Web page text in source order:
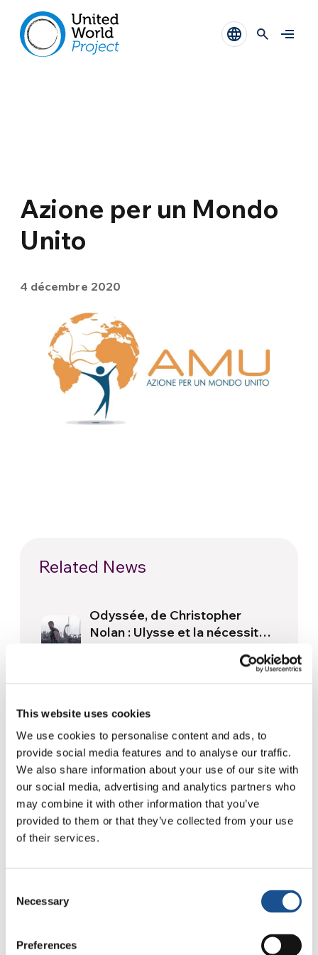
This website uses cookies
We use cookies to personalise content and ads, to
provide social media features and to analyse our traffic.
We also share information about your use of our site with
our social media, advertising and analytics partners who
may combine it with other information that you’ve
provided to them or that they’ve collected from your use
of their services.
Selection
Necessary
Preferences
Azione per un Mondo
Unito
4 décembre 2020
Related News
Odyssée, de Christopher
Nolan : Ulysse et la nécessité
d’une nouvelle aube
histoires d’écologie, de sport
30 juillet 2026
Festival Re-Imagine Peace :
depuis Florence, un hymne à la
paix
24 juillet 2026
Balkans et migrants : la « voie »